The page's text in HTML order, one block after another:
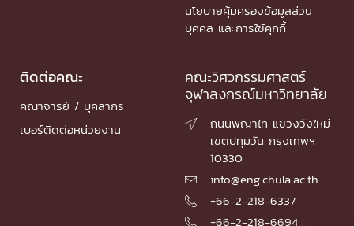
นโยบายคุ้มครองข้อมูลส่วน
บุคคล และการใช้คุกกี้
ติดต่อคณะ
คณาจารย์ / บุคลากร
เบอร์ติดต่อหน่วยงาน
คณะวิศวกรรมศาสตร์
จุฬาลงกรณ์มหาวิทยาลัย

ถนนพญาไท แขวงวังใหม่
เขตปทุมวัน กรุงเทพฯ
10330
 info@eng.chula.ac.th
 +66-2-218-6337
 +66-2-218-6694